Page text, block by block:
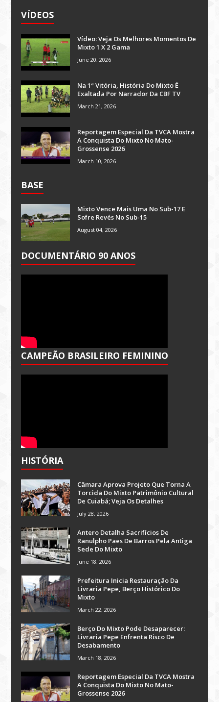
VÍDEOS
Vídeo: Veja Os Melhores Momentos De
Mixto 1 X 2 Gama
June 20, 2026
Na 1ª Vitória, História Do Mixto É
Exaltada Por Narrador Da CBF TV
March 21, 2026
Reportagem Especial Da TVCA Mostra
A Conquista Do Mixto No Mato-
Grossense 2026
March 10, 2026
BASE
Mixto Vence Mais Uma No Sub-17 E
Sofre Revés No Sub-15
August 04, 2026
DOCUMENTÁRIO 90 ANOS
CAMPEÃO BRASILEIRO FEMININO
HISTÓRIA
Câmara Aprova Projeto Que Torna A
Torcida Do Mixto Patrimônio Cultural
De Cuiabá; Veja Os Detalhes
July 28, 2026
Antero Detalha Sacrifícios De
Ranulpho Paes De Barros Pela Antiga
Sede Do Mixto
June 18, 2026
Prefeitura Inicia Restauração Da
Livraria Pepe, Berço Histórico Do
Mixto
March 22, 2026
Berço Do Mixto Pode Desaparecer:
Livraria Pepe Enfrenta Risco De
Desabamento
March 18, 2026
Reportagem Especial Da TVCA Mostra
A Conquista Do Mixto No Mato-
Grossense 2026